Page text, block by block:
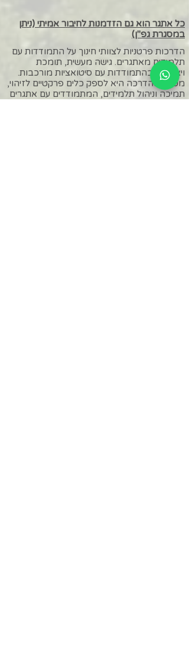
כל אתגר הוא גם הזדמנות לחיבור אמיתי (ניתן
במסגרת גפ"ן)
הדרכות פרטניות לצוותי חינוך על התמודדות עם
תלמידים מאתגרים. גישה מעשית, תומכת
ויצירתית בהתמודדות עם סיטואציות מורכבות.
מטרת ההדרכה היא לספק כלים פרקטיים לזיהוי,
תמיכה וניהול תלמידים, המתמודדים עם אתגרים